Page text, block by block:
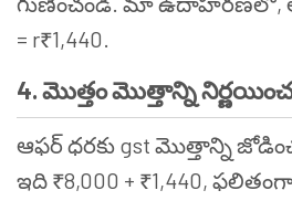
= r₹1,440.
4. మొత్తం మొత్తాన్ని
ఆఫర్ ధరకు gst మొత్తాన్ని
ఇది ₹8,000 + ₹1,440,